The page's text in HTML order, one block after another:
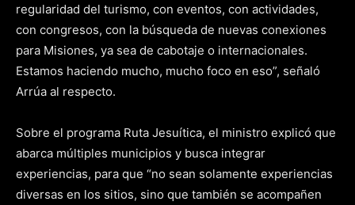
regularidad del turismo, con eventos, con actividades,
con congresos, con la búsqueda de nuevas conexiones
para Misiones, ya sea de cabotaje o internacionales.
Estamos haciendo mucho, mucho foco en eso”, señaló
Arrúa al respecto.
Sobre el programa Ruta Jesuítica, el ministro explicó que
abarca múltiples municipios y busca integrar
experiencias, para que “no sean solamente experiencias
diversas en los sitios, sino que también se acompañen